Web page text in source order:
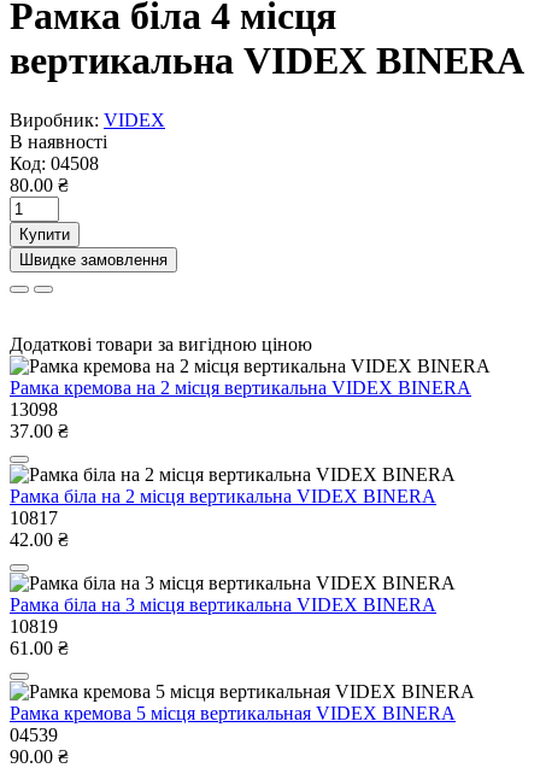
Рамка біла 4 місця
вертикальна VIDEX BINERA
Виробник: VIDEX
В наявності
Код: 04508
80.00 ₴
Купити
Швидке замовлення
Додаткові товари за вигідною ціною
Рамка кремова на 2 місця вертикальна VIDEX BINERA
13098
37.00 ₴
Рамка біла на 2 місця вертикальна VIDEX BINERA
10817
42.00 ₴
Рамка біла на 3 місця вертикальна VIDEX BINERA
10819
61.00 ₴
Рамка кремова 5 місця вертикальная VIDEX BINERA
04539
90.00 ₴